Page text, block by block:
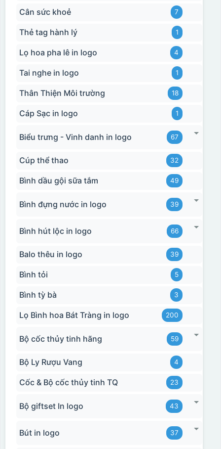
Cân sức khoẻ 7
Thẻ tag hành lý 1
Lọ hoa pha lê in logo 4
Tai nghe in logo 1
Thân Thiện Môi trường 18
Cáp Sạc in logo 1
Biểu trưng - Vinh danh in logo 67
Cúp thể thao 32
Bình dầu gội sữa tắm 49
Bình đựng nước in logo 39
Bình hút lộc in logo 66
Balo thêu in logo 39
Bình tỏi 5
Bình tỳ bà 3
Lọ Bình hoa Bát Tràng in logo 200
Bộ cốc thủy tinh hãng 59
Bộ Ly Rượu Vang 4
Cốc & Bộ cốc thủy tinh TQ 23
Bộ giftset In logo 43
Bút in logo 37